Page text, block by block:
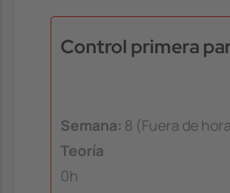
Control primera
Semana: 8 (Fuera de
Teoría
0h